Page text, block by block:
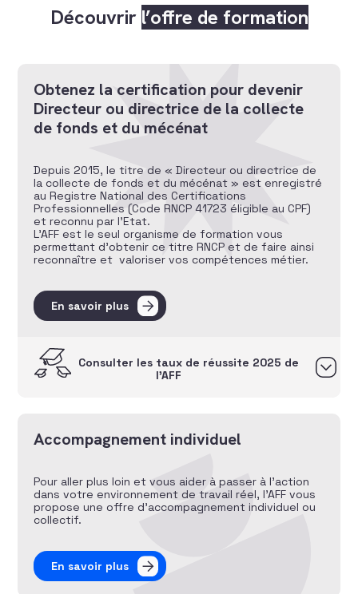
Découvrir l’offre de formation
Obtenez la certification pour devenir
Directeur ou directrice de la collecte
de fonds et du mécénat
Depuis 2015, le titre de « Directeur ou directrice de
la collecte de fonds et du mécénat » est enregistré
au Registre National des Certifications
Professionnelles (Code RNCP 41723 éligible au CPF)
et reconnu par l’Etat.
L’AFF est le seul organisme de formation vous
permettant d’obtenir ce titre RNCP et de faire ainsi
reconnaître et valoriser vos compétences métier.
En savoir plus
Consulter les taux de réussite 2025 de
l’AFF
Accompagnement individuel
Pour aller plus loin et vous aider à passer à l’action
dans votre environnement de travail réel, l’AFF vous
propose une offre d’accompagnement individuel ou
collectif.
En savoir plus